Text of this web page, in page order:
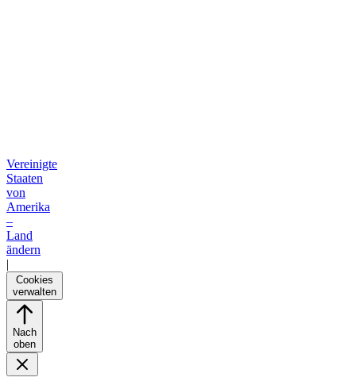
Vereinigte
Staaten
von
Amerika
–
Land
ändern
|
Cookies
verwalten
Nach
oben